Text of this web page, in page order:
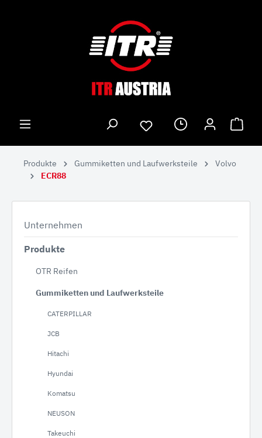
Produkte Gummiketten und Laufwerksteile
Volvo
ECR88
Unternehmen
Produkte
OTR Reifen
Gummiketten und Laufwerksteile
CATERPILLAR
JCB
Hitachi
Hyundai
Komatsu
NEUSON
Takeuchi